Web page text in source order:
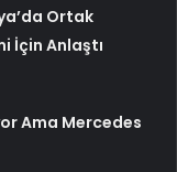
Ortak
İçin Anlaştı
Ama Mercedes